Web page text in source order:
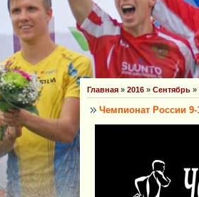
Главная » 2016 » Сентябрь »
Чемпионат России 9-